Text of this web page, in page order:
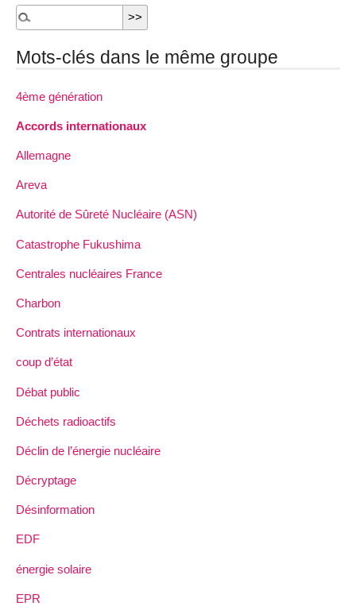
Mots-clés dans le même groupe
4ème génération
Accords internationaux
Allemagne
Areva
Autorité de Sûreté Nucléaire (ASN)
Catastrophe Fukushima
Centrales nucléaires France
Charbon
Contrats internationaux
coup d’état
Débat public
Déchets radioactifs
Déclin de l’énergie nucléaire
Décryptage
Désinformation
EDF
énergie solaire
EPR